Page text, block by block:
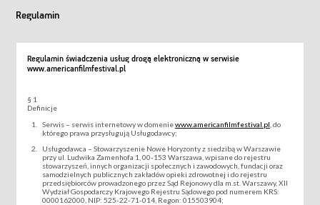
Regulamin
Regulamin świadczenia usług drogą elektroniczną w serwisie
www.americanfilmfestival.pl
§ 1
Definicje
Serwis – serwis internetowy w domeniewww.americanfilmfestival.pl , do
którego prawa przysługują Usługodawcy;
Usługodawca – Stowarzyszenie Nowe Horyzonty z siedzibą w Warszawie
przy ul. Ludwika Zamenhofa 1, 00-153 Warszawa, wpisane do rejestru
stowarzyszeń, innych organizacji społecznych i zawodowych, fundacji oraz
samodzielnych publicznych zakładów opieki zdrowotnej i do rejestru
przedsiębiorców prowadzonego przez Sąd Rejonowy dla m.st. Warszawy, XII
Wydział Gospodarczy Krajowego Rejestru Sądowego pod numerem KRS:
0000162000, NIP: 525-22-71-014, Regon: 015503904;